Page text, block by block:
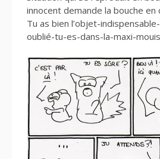
innocent demande la bouche en
Tu as bien l’objet-
oublié-tu-es-dans-la-maxi-